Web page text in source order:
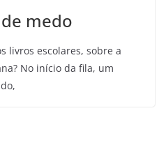
medo
livros escolares, sobre a
No início da fila, um